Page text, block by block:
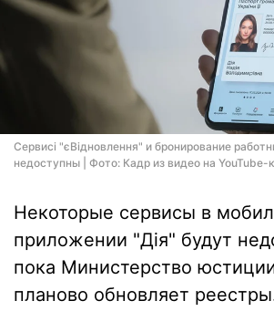
Сервисі "єВідновлення" и бронирование
недоступны | Фото: Кадр из видео на YouTube-
Некоторые сервисы в
приложении "Дія" будут
пока Министерство
планово обновляет